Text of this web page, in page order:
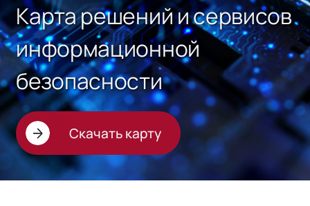
Карта решений и сервисов
информационной
безопасности
Скачать карту